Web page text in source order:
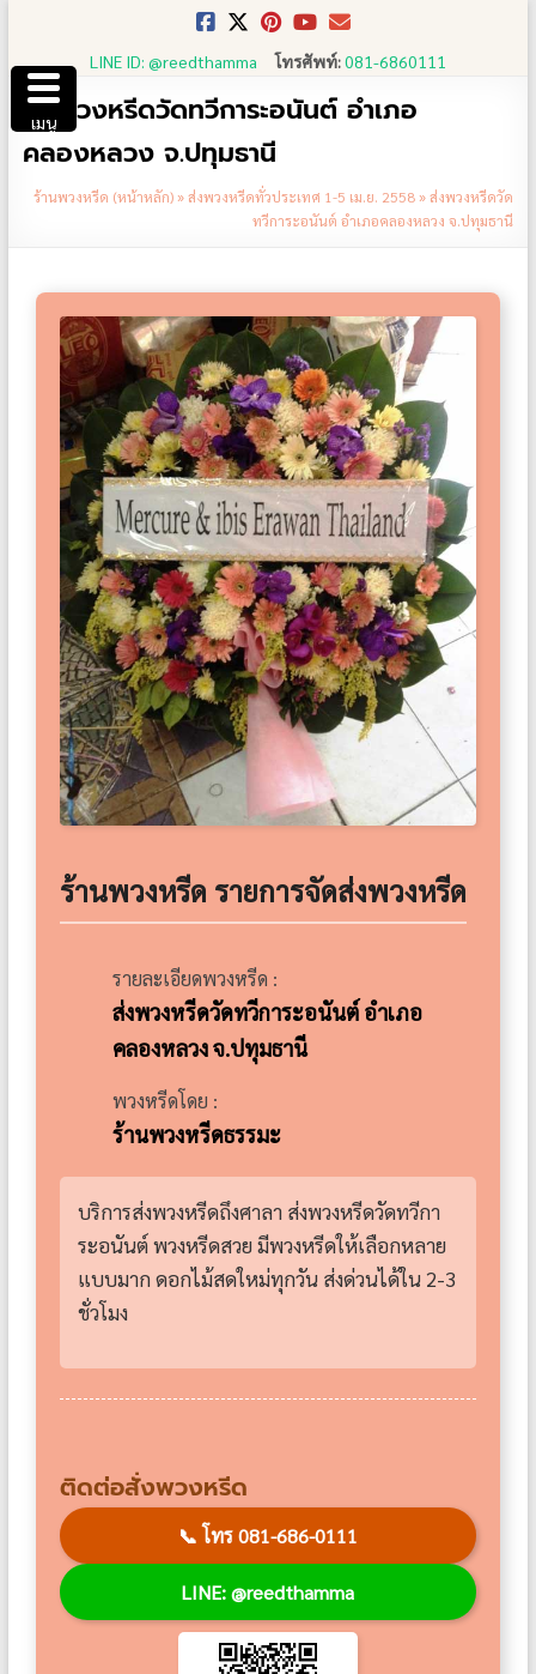
content
LINE ID: @reedthamma โทรศัพท์:081-6860111
ส่งพวงหรีดวัดทวีการะอนันต์ อำเภอ
คลองหลวง จ.ปทุมธานี
ร้านพวงหรีด (หน้าหลัก)»ส่งพวงหรีดทั่วประเทศ 1-5 เม.ย. 2558»ส่งพวงหรีดวัด
ทวีการะอนันต์ อำเภอคลองหลวง จ.ปทุมธานี
ร้านพวงหรีด รายการจัดส่งพวงหรีด
รายละเอียดพวงหรีด :
ส่งพวงหรีดวัดทวีการะอนันต์ อำเภอ
คลองหลวง จ.ปทุมธานี
พวงหรีดโดย :
ร้านพวงหรีดธรรมะ
บริการส่งพวงหรีดถึงศาลา ส่งพวงหรีดวัดทวีกา
ระอนันต์ พวงหรีดสวย มีพวงหรีดให้เลือกหลาย
แบบมาก ดอกไม้สดใหม่ทุกวัน ส่งด่วนได้ใน 2-3
ชั่วโมง
ติดต่อสั่งพวงหรีด
📞 โทร 081-686-0111
LINE: @reedthamma
เมนู